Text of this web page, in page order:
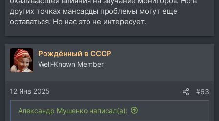
других точках мансарды проблемы могут еще
оставаться. Но нас это не интересует.
Рождённый в СССР
Well-Known Member
12 Янв 2025 #63
Александр Мушенко написал(а):